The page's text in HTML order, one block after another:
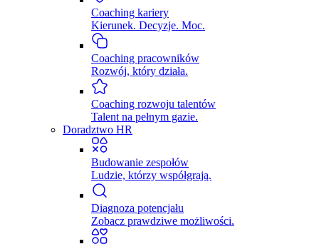
Coaching kariery
Kierunek. Decyzje. Moc.
Coaching pracowników
Rozwój, który działa.
Coaching rozwoju talentów
Talent na pełnym gazie.
Doradztwo HR
Budowanie zespołów
Ludzie, którzy współgrają.
Diagnoza potencjału
Zobacz prawdziwe możliwości.